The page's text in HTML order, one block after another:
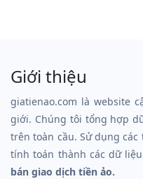
Giới thiệu
giatienao.com là website
giới. Chúng tôi tổng hợp
trên toàn cầu. Sử dụng
tính toán thành các dữ
bán giao dịch tiền ảo.